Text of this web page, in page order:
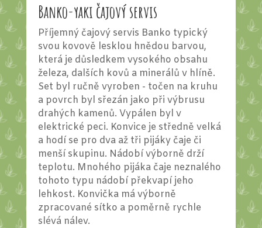
Banko-yaki čajový servis
Příjemný čajový servis Banko typický
svou kovově lesklou hnědou barvou,
která je důsledkem vysokého obsahu
železa, dalších kovů a minerálů v hlíně.
Set byl ručně vyroben - točen na kruhu
a povrch byl sřezán jako při výbrusu
drahých kamenů. Vypálen byl v
elektrické peci. Konvice je středně velká
a hodí se pro dva až tři pijáky čaje či
menší skupinu. Nádobí výborně drží
teplotu. Mnohého pijáka čaje neznalého
tohoto typu nádobí překvapí jeho
lehkost. Konvička má výborně
zpracované sítko a poměrně rychle
slévá nálev.